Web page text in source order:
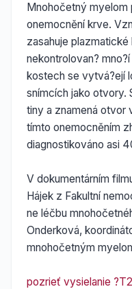
Mnohočetný myelom
onemocnění krve.
zasahuje
nekontrolovan?
kostech se vytvá?ejí
snímcích jako otvory.
tiny a znamená otvor
tímto onemocněním
diagnostikováno asi
V dokumentárním
Hájek z Fakultní
ne léčbu
Onderková,
mnohočetným
pozrieť vysielanie ?T2